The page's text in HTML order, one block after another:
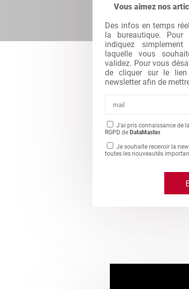
Vous aimez nos
Des infos en temps
la bureautique.
indiquez
laquelle vous
validez. Pour vous
de cliquer sur le
newsletter afin de
J'ai pris connaissance de la
RGPD de DataMaster
Je souhaite recevoir la
toutes les nouveautés